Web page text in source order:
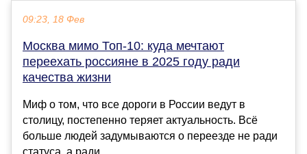
09:23, 18 Фев
Москва мимо Топ-10: куда мечтают
переехать россияне в 2025 году ради
качества жизни
Миф о том, что все дороги в России ведут в
столицу, постепенно теряет актуальность. Всё
больше людей задумываются о переезде не ради